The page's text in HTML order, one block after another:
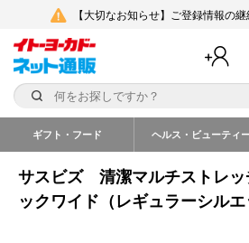
【大切なお知らせ】ご登録情報の
ギフト・フード ヘルス・ビューティ
サスビズ 清潔マルチストレ
ックワイド（レギュラーシルエ